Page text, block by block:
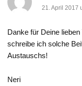
21. April 2017
Danke für Deine
schreibe ich solche
Austauschs!
Neri